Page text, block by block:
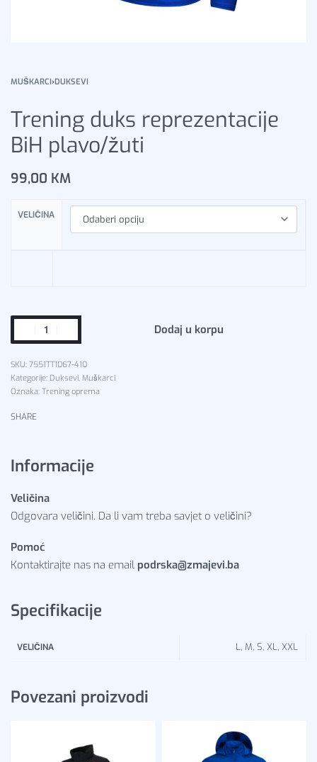
MUŠKARCI›DUKSEVI
Trening duks reprezentacije
BiH plavo/žuti
99,00 KM
VELIČINA
Dodaj u korpu
7551TT1067-410
Kategorije: Duksevi, Muškarci
Oznaka: Trening oprema
SHARE
Informacije
Veličina
Odgovara veličini. Da li vam treba savjet o veličini?
Pomoć
Kontaktirajte nas na email podrska@zmajevi.ba
Specifikacije
VELIČINA L, M, S, XL, XXL
Povezani proizvodi